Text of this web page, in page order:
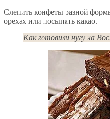
Слепить конфеты разной
орехах или посыпать какао.
Как готовили нугу на